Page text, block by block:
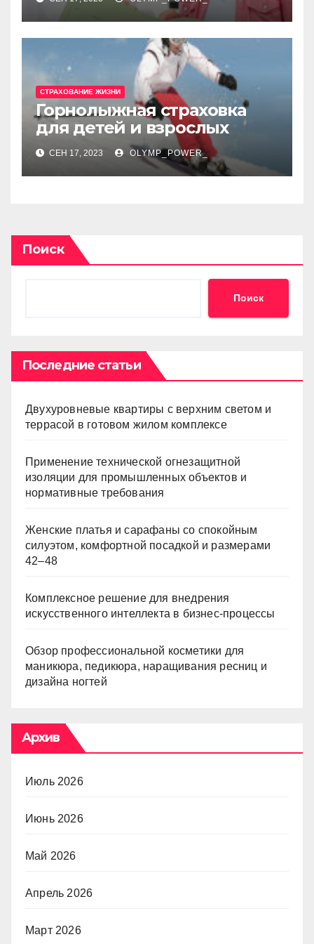
СТРАХОВАНИЕ ЖИЗНИ
Горнолыжная страховка
для детей и взрослых
СЕН 17, 2023 OLYMP_POWER_
Поиск
Поиск
Последние статьи
Двухуровневые квартиры с верхним светом и
террасой в готовом жилом комплексе
Применение технической огнезащитной
изоляции для промышленных объектов и
нормативные требования
Женские платья и сарафаны со спокойным
силуэтом, комфортной посадкой и размерами
42–48
Комплексное решение для внедрения
искусственного интеллекта в бизнес-процессы
Обзор профессиональной косметики для
маникюра, педикюра, наращивания ресниц и
дизайна ногтей
Архив
Июль 2026
Июнь 2026
Май 2026
Апрель 2026
Март 2026